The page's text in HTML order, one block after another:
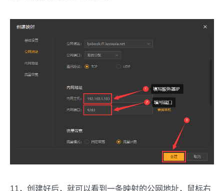
11，创建好后，就可以看到一条映射的公网地址，鼠标右